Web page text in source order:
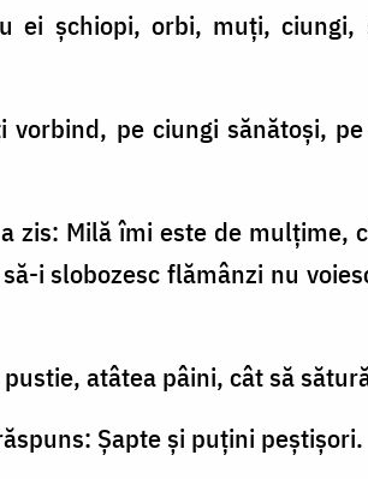
ei şchiopi, orbi, muţi,
pe ciungi sănătoşi,
zis: Milă îmi este de mulţime,
i slobozesc flămânzi nu
atâtea pâini, cât să
Şapte şi puţini peştişori.